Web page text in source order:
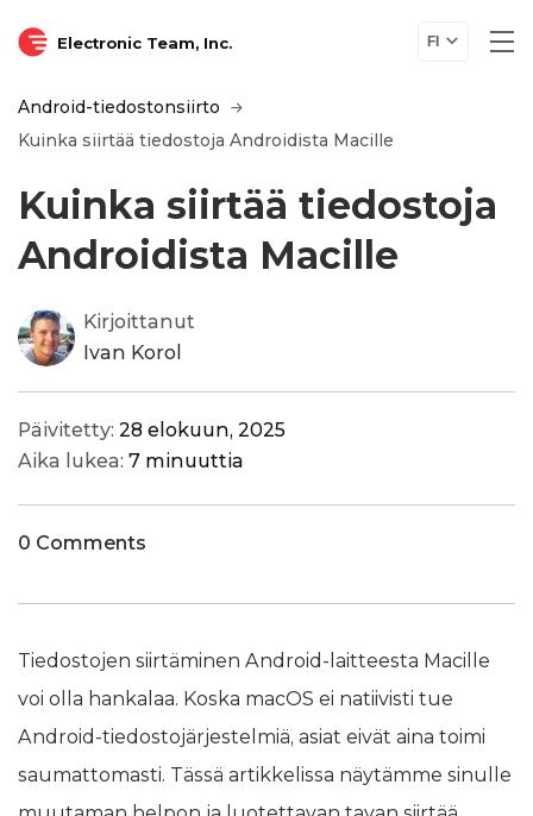
Electronic Team, Inc. FI
Android-tiedostonsiirto
Kuinka siirtää tiedostoja Androidista Macille
Kuinka siirtää tiedostoja
Androidista Macille
Kirjoittanut
Ivan Korol
Päivitetty: 28 elokuun, 2025
Aika lukea: 7 minuuttia
0 Comments
Tiedostojen siirtäminen Android-laitteesta Macille
voi olla hankalaa. Koska macOS ei natiivisti tue
Android-tiedostojärjestelmiä, asiat eivät aina toimi
saumattomasti. Tässä artikkelissa näytämme sinulle